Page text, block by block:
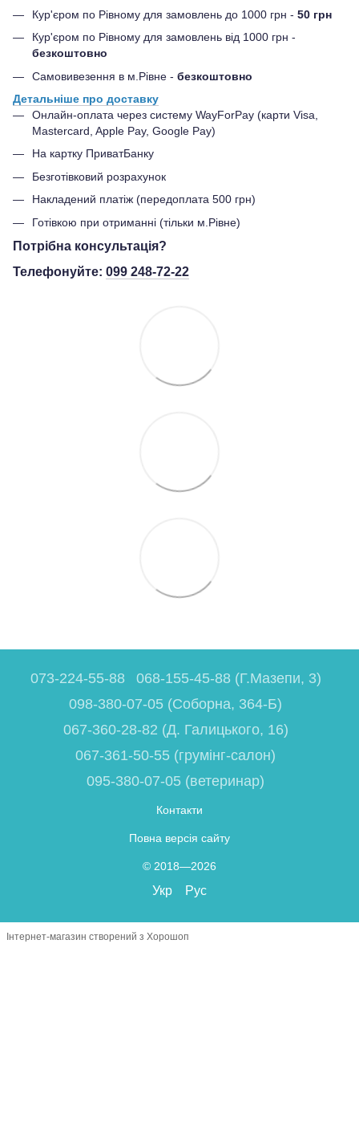
Кур'єром по Рівному для замовлень до 1000 грн - 50 грн
Кур'єром по Рівному для замовлень від 1000 грн -
безкоштовно
Самовивезення в м.Рівне - безкоштовно
Детальніше про доставку
Онлайн-оплата через систему WayForPay (карти Visa,
Mastercard, Apple Pay, Google Pay)
На картку ПриватБанку
Безготівковий розрахунок
Накладений платіж (передоплата 500 грн)
Готівкою при отриманні (тільки м.Рівне)
Потрібна консультація?
Телефонуйте: 099 248-72-22
073-224-55-88
068-155-45-88 (Г.Мазепи, 3)
098-380-07-05 (Соборна, 364-Б)
067-360-28-82 (Д. Галицького, 16)
067-361-50-55 (грумінг-салон)
095-380-07-05 (ветеринар)
Контакти
Повна версія сайту
© 2018—2026
Укр Рус
Інтернет-магазин створений з Хорошоп